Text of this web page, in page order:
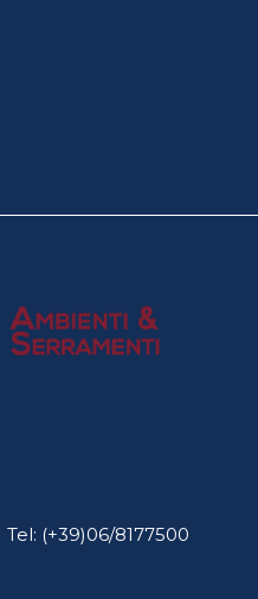
Tel: (+39)06/8177500